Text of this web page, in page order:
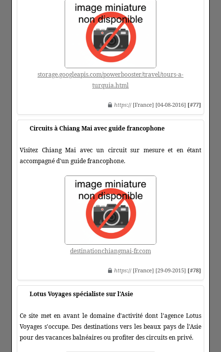
storage.googleapis.com/powerbooster/travel/tours-a-
turquia.html
https:// [France] [04-08-2016] [#77]
Circuits à Chiang Mai avec guide francophone
Visitez Chiang Mai avec un circuit sur mesure et en étant
accompagné d'un guide francophone.
destinationchiangmai-fr.com
https:// [France] [29-09-2015] [#78]
Lotus Voyages spécialiste sur l'Asie
Ce site met en avant le domaine d'activité dont l'agence Lotus
Voyages s'occupe. Des destinations vers les beaux pays de l'Asie
pour des vacances balnéaires ou profiter des circuits en privé.